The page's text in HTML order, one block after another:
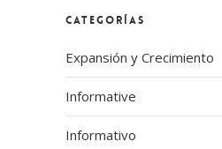
CATEGORÍAS
Expansión y Crecimiento
Informative
Informativo